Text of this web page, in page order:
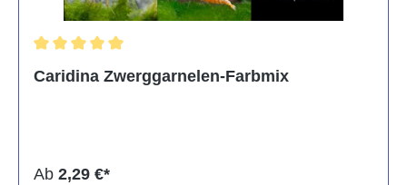
Caridina Zwerggarnelen-Farbmix
Ab 2,29 €*